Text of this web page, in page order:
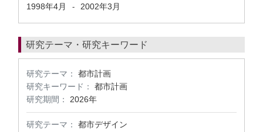
1998年4月
- 2002年3月
研究テーマ・研究キーワード
研究テーマ：
都市計画
研究キーワード：
都市計画
研究期間：
2026年
研究テーマ：
都市デザイン